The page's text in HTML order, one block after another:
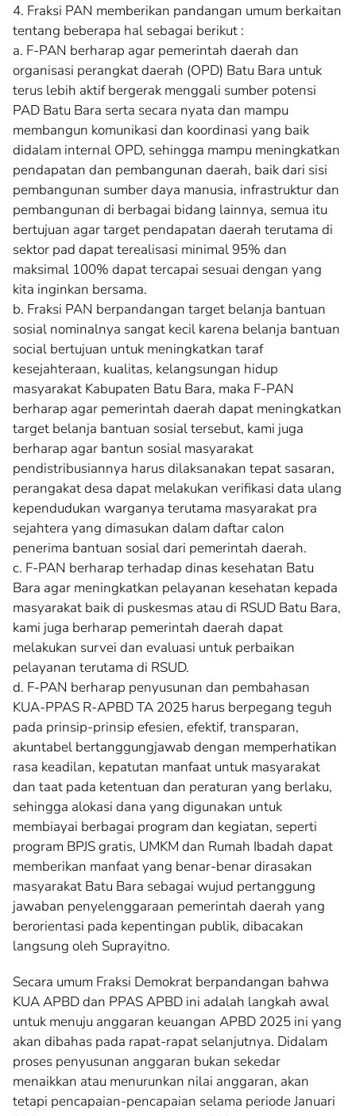
4. Fraksi PAN memberikan pandangan umum berkaitan
tentang beberapa hal sebagai berikut :
a. F-PAN berharap agar pemerintah daerah dan
organisasi perangkat daerah (OPD) Batu Bara untuk
terus lebih aktif bergerak menggali sumber potensi
PAD Batu Bara serta secara nyata dan mampu
membangun komunikasi dan koordinasi yang baik
didalam internal OPD, sehingga mampu meningkatkan
pendapatan dan pembangunan daerah, baik dari sisi
pembangunan sumber daya manusia, infrastruktur dan
pembangunan di berbagai bidang lainnya, semua itu
bertujuan agar target pendapatan daerah terutama di
sektor pad dapat terealisasi minimal 95% dan
maksimal 100% dapat tercapai sesuai dengan yang
kita inginkan bersama.
b. Fraksi PAN berpandangan target belanja bantuan
sosial nominalnya sangat kecil karena belanja bantuan
social bertujuan untuk meningkatkan taraf
kesejahteraan, kualitas, kelangsungan hidup
masyarakat Kabupaten Batu Bara, maka F-PAN
berharap agar pemerintah daerah dapat meningkatkan
target belanja bantuan sosial tersebut, kami juga
berharap agar bantun sosial masyarakat
pendistribusiannya harus dilaksanakan tepat sasaran,
perangakat desa dapat melakukan verifikasi data ulang
kependudukan warganya terutama masyarakat pra
sejahtera yang dimasukan dalam daftar calon
penerima bantuan sosial dari pemerintah daerah.
c. F-PAN berharap terhadap dinas kesehatan Batu
Bara agar meningkatkan pelayanan kesehatan kepada
masyarakat baik di puskesmas atau di RSUD Batu Bara,
kami juga berharap pemerintah daerah dapat
melakukan survei dan evaluasi untuk perbaikan
pelayanan terutama di RSUD.
d. F-PAN berharap penyusunan dan pembahasan
KUA-PPAS R-APBD TA 2025 harus berpegang teguh
pada prinsip-prinsip efesien, efektif, transparan,
akuntabel bertanggungjawab dengan memperhatikan
rasa keadilan, kepatutan manfaat untuk masyarakat
dan taat pada ketentuan dan peraturan yang berlaku,
sehingga alokasi dana yang digunakan untuk
membiayai berbagai program dan kegiatan, seperti
program BPJS gratis, UMKM dan Rumah Ibadah dapat
memberikan manfaat yang benar-benar dirasakan
masyarakat Batu Bara sebagai wujud pertanggung
jawaban penyelenggaraan pemerintah daerah yang
berorientasi pada kepentingan publik, dibacakan
langsung oleh Suprayitno.
Secara umum Fraksi Demokrat berpandangan bahwa
KUA APBD dan PPAS APBD ini adalah langkah awal
untuk menuju anggaran keuangan APBD 2025 ini yang
akan dibahas pada rapat-rapat selanjutnya. Didalam
proses penyusunan anggaran bukan sekedar
menaikkan atau menurunkan nilai anggaran, akan
tetapi pencapaian-pencapaian selama periode Januari